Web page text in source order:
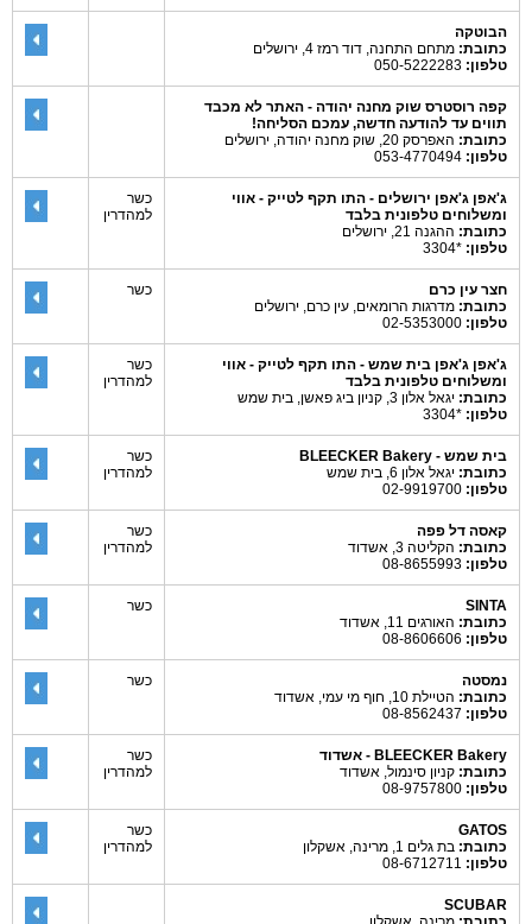
הבוטקה
כתובת: מתחם התחנה, דוד רמז 4, ירושלים
טלפון:
קפה רוסטרס שוק מחנה יהודה - האתר לא מכבד
תווים עד להודעה חדשה, עמכם הסליחה!
כתובת: האפרסק 20, שוק מחנה יהודה, ירושלים
טלפון:
ג'אפן ג'אפן ירושלים - התו תקף לטייק - אווי
ומשלוחים טלפונית בלבד
כתובת: ההגנה 21, ירושלים
טלפון: *3304
כשר
למהדרין
חצר עין כרם
כתובת: מדרגות הרומאים, עין כרם, ירושלים
טלפון:
כשר
ג'אפן ג'אפן בית שמש - התו תקף לטייק - אווי
ומשלוחים טלפונית בלבד
כתובת: יגאל אלון 3, קניון ביג פאשן, בית שמש
טלפון: *3304
כשר
למהדרין
בית שמש - BLEECKER Bakery
כתובת: יגאל אלון 6, בית שמש
טלפון:
כשר
למהדרין
קאסה דל פפה
כתובת: הקליטה 3, אשדוד
טלפון:
כשר
למהדרין
SINTA
כתובת: האורגים 11, אשדוד
טלפון:
כשר
נמסטה
כתובת: הטיילת 10, חוף מי עמי, אשדוד
טלפון:
כשר
BLEECKER Bakery - אשדוד
כתובת: קניון סינמול, אשדוד
טלפון:
כשר
למהדרין
GATOS
כתובת: בת גלים 1, מרינה, אשקלון
טלפון:
כשר
למהדרין
SCUBAR